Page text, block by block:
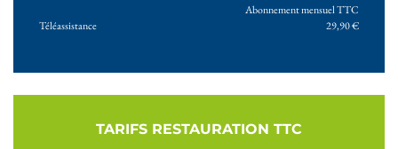
Abonnement mensuel TTC
Téléassistance
29,90 €
TARIFS RESTAURATION TTC